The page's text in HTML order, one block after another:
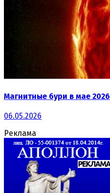
Магнитные бури в мае 2026
06.05.2026
Реклама